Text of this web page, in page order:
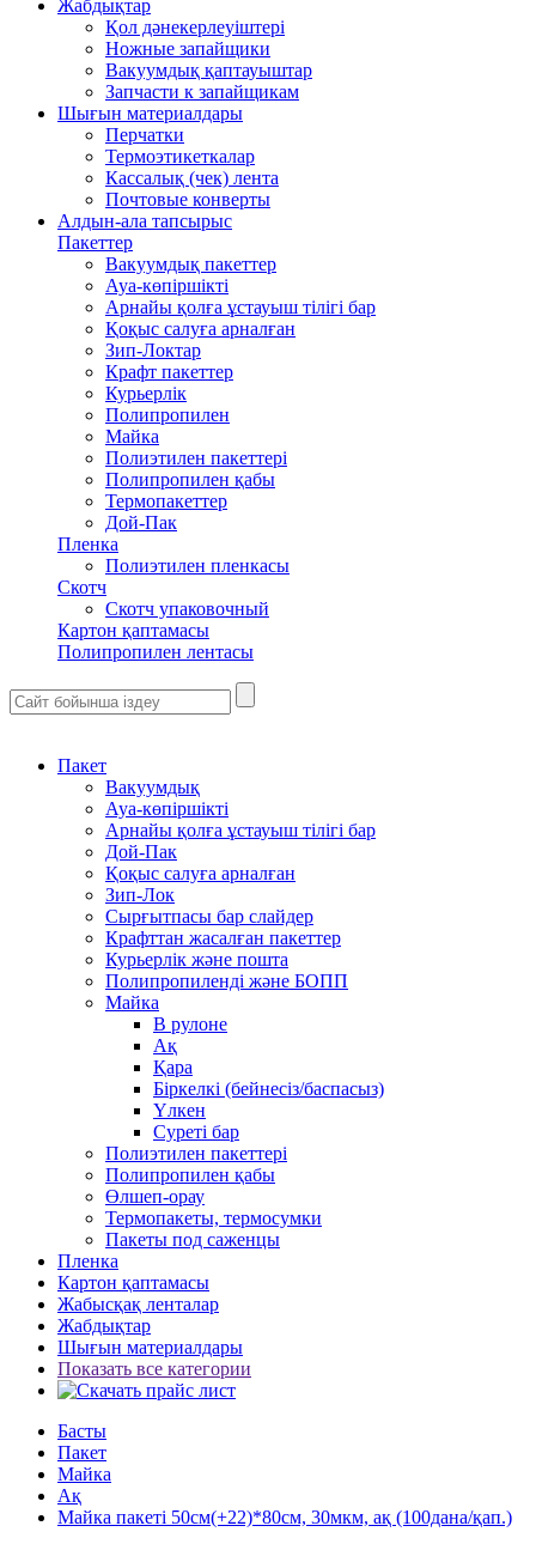
Жабдықтар
Қол дәнекерлеуіштері
Ножные запайщики
Вакуумдық қаптауыштар
Запчасти к запайщикам
Шығын материалдары
Перчатки
Термоэтикеткалар
Кассалық (чек) лента
Почтовые конверты
Алдын-ала тапсырыс
Пакеттер
Вакуумдық пакеттер
Ауа-көпіршікті
Арнайы қолға ұстауыш тілігі бар
Қоқыс салуға арналған
Зип-Локтар
Крафт пакеттер
Курьерлік
Полипропилен
Майка
Полиэтилен пакеттері
Полипропилен қабы
Термопакеттер
Дой-Пак
Пленка
Полиэтилен пленкасы
Скотч
Скотч упаковочный
Картон қаптамасы
Полипропилен лентасы
Пакет
Вакуумдық
Ауа-көпіршікті
Арнайы қолға ұстауыш тілігі бар
Дой-Пак
Қоқыс салуға арналған
Зип-Лок
Сырғытпасы бар слайдер
Крафттан жасалған пакеттер
Курьерлік және пошта
Полипропиленді және БОПП
Майка
В рулоне
Ақ
Қара
Біркелкі (бейнесіз/баспасыз)
Үлкен
Суреті бар
Полиэтилен пакеттері
Полипропилен қабы
Өлшеп-орау
Термопакеты, термосумки
Пакеты под саженцы
Пленка
Картон қаптамасы
Жабысқақ ленталар
Жабдықтар
Шығын материалдары
Показать все категории
Басты
Пакет
Майка
Ақ
Майка пакеті 50см(+22)*80см, 30мкм, ақ (100дана/қап.)